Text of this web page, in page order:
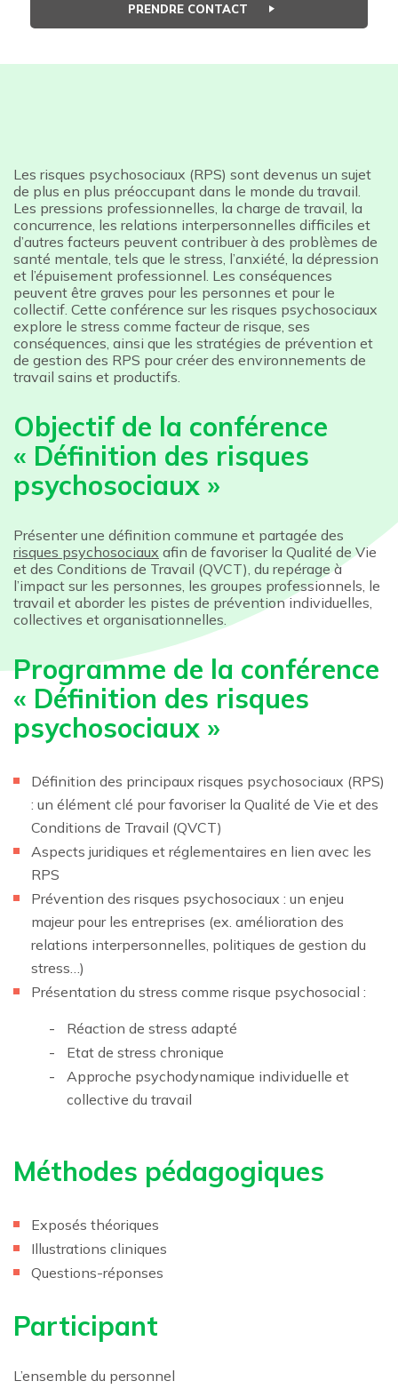
PRENDRE CONTACT
Les risques psychosociaux (RPS) sont devenus un sujet
de plus en plus préoccupant dans le monde du travail.
Les pressions professionnelles, la charge de travail, la
concurrence, les relations interpersonnelles difficiles et
d’autres facteurs peuvent contribuer à des problèmes de
santé mentale, tels que le stress, l’anxiété, la dépression
et l’épuisement professionnel. Les conséquences
peuvent être graves pour les personnes et pour le
collectif. Cette conférence sur les risques psychosociaux
explore le stress comme facteur de risque, ses
conséquences, ainsi que les stratégies de prévention et
de gestion des RPS pour créer des environnements de
travail sains et productifs.
Objectif de la conférence
« Définition des risques
psychosociaux »
Présenter une définition commune et partagée des
risques psychosociaux afin de favoriser la Qualité de Vie
et des Conditions de Travail (QVCT), du repérage à
l’impact sur les personnes, les groupes professionnels, le
travail et aborder les pistes de prévention individuelles,
collectives et organisationnelles.
Programme de la conférence
« Définition des risques
psychosociaux »
Définition des principaux risques psychosociaux (RPS)
: un élément clé pour favoriser la Qualité de Vie et des
Conditions de Travail (QVCT)
Aspects juridiques et réglementaires en lien avec les
RPS
Prévention des risques psychosociaux : un enjeu
majeur pour les entreprises (ex. amélioration des
relations interpersonnelles, politiques de gestion du
stress…)
Présentation du stress comme risque psychosocial :
Réaction de stress adapté
Etat de stress chronique
Approche psychodynamique individuelle et
collective du travail
Méthodes pédagogiques
Exposés théoriques
Illustrations cliniques
Questions-réponses
Participant
L’ensemble du personnel